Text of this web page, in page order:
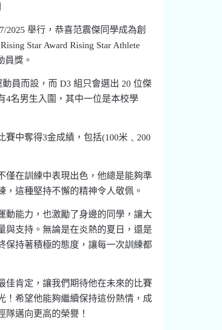
2025 舉行，恭喜范震傑同學成為創
Star Award Rising Star Athlete
員獎。
員而設，而 D3 組只會選出 20 位傑
4名男生入圍，其中一位是本校學
賽中奪得3金成績，包括(100米﹑200
僅在訓練中表現出色，他總是能夠準
，這種堅持不懈的精神令人敬佩。
動能力，也激勵了身邊的同學，讓大
與支持。無論是在炎熱的夏日，還是
保持著積極的態度，讓每一次訓練都
佳肯定，讓我們期待他在未來的比賽
！希望他能夠繼續保持這份熱情，成
隊邁向更高的榮譽！